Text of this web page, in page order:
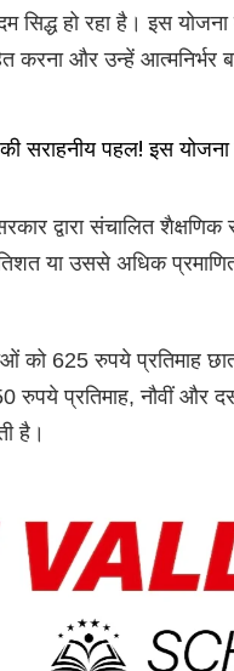
हो रहा है। इस योजना
करना और उन्हें
सराहनीय पहल! इस
द्वारा संचालित
या उससे अधिक
को 625 रुपये प्रतिमाह
रुपये प्रतिमाह, नौवीं और
है।